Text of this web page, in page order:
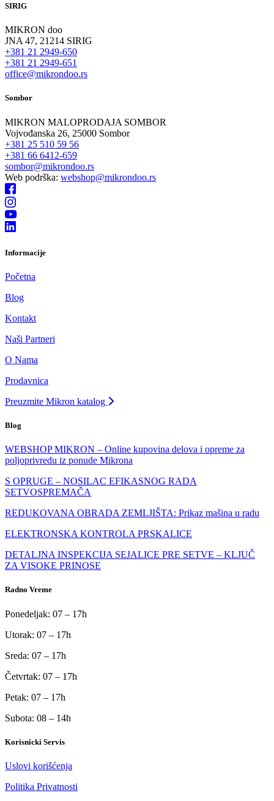
SIRIG
MIKRON doo
JNA 47, 21214 SIRIG
+381 21 2949-650
+381 21 2949-651
office@mikrondoo.rs
Sombor
MIKRON MALOPRODAJA SOMBOR
Vojvođanska 26, 25000 Sombor
+381 25 510 59 56
+381 66 6412-659
sombor@mikrondoo.rs
Web podrška: webshop@mikrondoo.rs
Informacije
Početna
Blog
Kontakt
Naši Partneri
O Nama
Prodavnica
Preuzmite Mikron katalog
Blog
WEBSHOP MIKRON – Online kupovina delova i opreme za
poljoprivredu iz ponude Mikrona
S OPRUGE – NOSILAC EFIKASNOG RADA
SETVOSPREMAČA
REDUKOVANA OBRADA ZEMLJIŠTA: Prikaz mašina u radu
ELEKTRONSKA KONTROLA PRSKALICE
DETALJNA INSPEKCIJA SEJALICE PRE SETVE – KLJUČ
ZA VISOKE PRINOSE
Radno Vreme
Ponedeljak: 07 – 17h
Utorak: 07 – 17h
Sreda: 07 – 17h
Četvrtak: 07 – 17h
Petak: 07 – 17h
Subota: 08 – 14h
Korisnicki Servis
Uslovi korišćenja
Politika Privatnosti